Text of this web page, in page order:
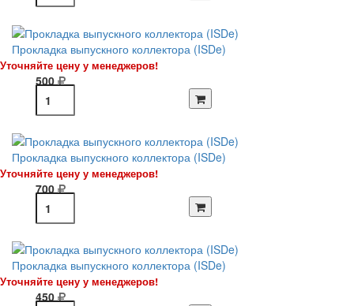
Прокладка выпускного коллектора (ISDe)
Уточняйте цену у менеджеров!
500
Прокладка выпускного коллектора (ISDe)
Уточняйте цену у менеджеров!
700
Прокладка выпускного коллектора (ISDe)
Уточняйте цену у менеджеров!
450